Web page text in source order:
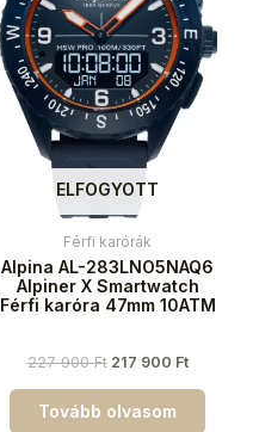
ELFOGYOTT
Férfi karórák
Alpina AL-283LNO5NAQ6
Alpiner X Smartwatch
Férfi karóra 47mm 10ATM
227 900Ft 217 900 Ft
Tovább olvasom